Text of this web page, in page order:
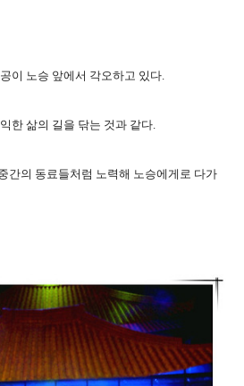
이 노승 앞에서 각오하고 있다.
한 삶의 길을 닦는 것과 같다.
간의 동료들처럼 노력해 노승에게로 다가